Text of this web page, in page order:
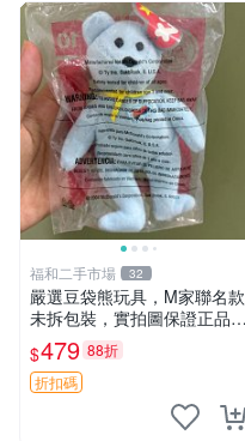
福和二手市場 32
嚴選豆袋熊玩具，M家聯名款
未拆包裝，實拍圖保證正品
豆袋玩具 嚴選 M家 豆袋熊
$479 88折
折扣碼